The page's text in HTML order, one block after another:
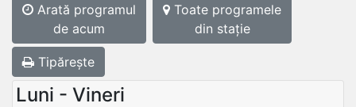
Arată programul
de acum
Toate programele
din stație
Tipărește
Luni - Vineri